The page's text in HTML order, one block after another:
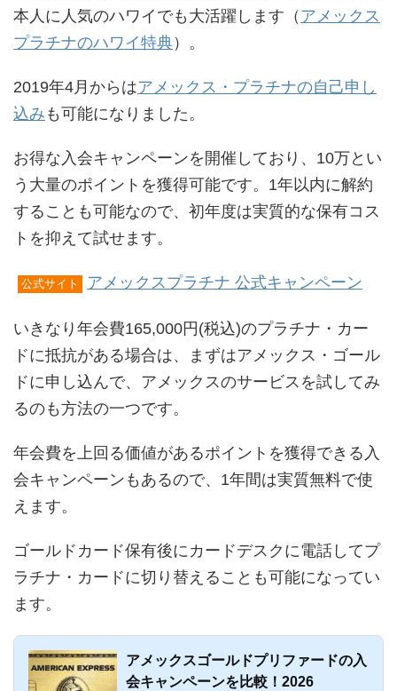
本人に人気のハワイでも大活躍します（ アメックス
プラチナのハワイ特典）。
2019年4月からはアメックス・プラチナの自己申し
込み も可能になりました。
お得な入会キャンペーンを開催しており、10万とい
う大量のポイントを獲得可能です。1年以内に解約
することも可能なので、初年度は実質的な保有コス
トを抑えて試せます。
公式サイト アメックスプラチナ 公式キャンペーン
いきなり年会費165,000円(税込)のプラチナ・カー
ドに抵抗がある場合は、まずはアメックス・ゴール
ドに申し込んで、アメックスのサービスを試してみ
るのも方法の一つです。
年会費を上回る価値があるポイントを獲得できる入
会キャンペーンもあるので、1年間は実質無料で使
えます。
ゴールドカード保有後にカードデスクに電話してプ
ラチナ・カードに切り替えることも可能になってい
ます。
アメックスゴールドプリファードの入
会キャンペーンを比較！2026